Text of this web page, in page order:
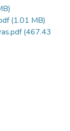
(1.01 MB)
(467.43